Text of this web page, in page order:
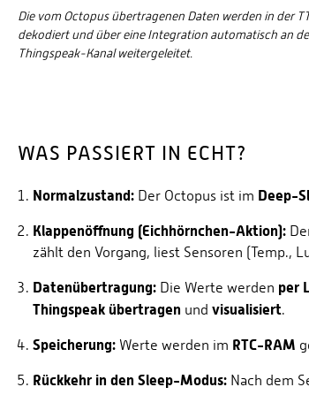
Die vom Octopus übertragenen Daten werden in der
dekodiert und über eine Integration automatisch an
Thingspeak-Kanal weitergeleitet.
WAS PASSIERT IN ECHT?
Normalzustand: Der Octopus ist im Deep-
Klappenöffnung (Eichhörnchen-Aktion):
zählt den Vorgang, liest Sensoren (Temp.,
Datenübertragung: Die Werte werden per
Thingspeak übertragen und visualisiert.
Speicherung: Werte werden im RTC-RAM
Rückkehr in den Sleep-Modus: Nach dem